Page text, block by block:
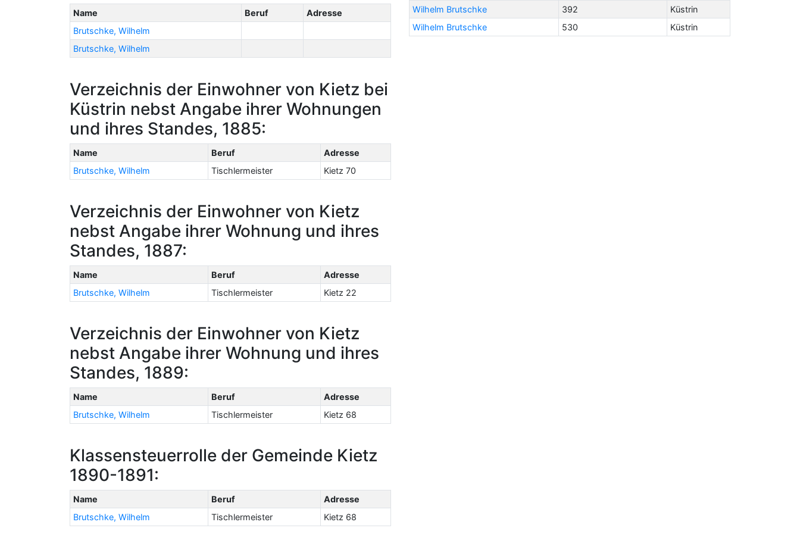
Name Beruf
Adresse
Brutschke, Wilhelm
Brutschke, Wilhelm
Verzeichnis der Einwohner von Kietz bei
Küstrin nebst Angabe ihrer Wohnungen
und ihres Standes, 1885:
Name Beruf
Adresse
Brutschke, Wilhelm
Tischlermeister Kietz 70
Verzeichnis der Einwohner von Kietz
nebst Angabe ihrer Wohnung und ihres
Standes, 1887:
Name Beruf
Adresse
Brutschke, Wilhelm
Tischlermeister Kietz 22
Verzeichnis der Einwohner von Kietz
nebst Angabe ihrer Wohnung und ihres
Standes, 1889:
Name Beruf
Adresse
Brutschke, Wilhelm
Tischlermeister Kietz 68
Klassensteuerrolle der Gemeinde Kietz
1890-1891:
Name Beruf
Adresse
Brutschke, Wilhelm
Tischlermeister Kietz 68
Wilhelm Brutschke
392
Küstrin
Wilhelm Brutschke
530 Küstrin